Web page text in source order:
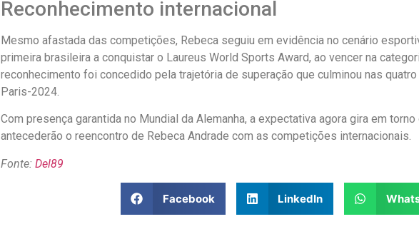
Reconhecimento internacional
Mesmo afastada das competições, Rebeca seguiu em evidência no cenário
primeira brasileira a conquistar o Laureus World Sports Award, ao vencer na
reconhecimento foi concedido pela trajetória de superação que culminou nas
Paris-2024.
Com presença garantida no Mundial da Alemanha, a expectativa agora gira em
antecederão o reencontro de Rebeca Andrade com as competições internacionais.
Fonte: Del89
Facebook LinkedIn